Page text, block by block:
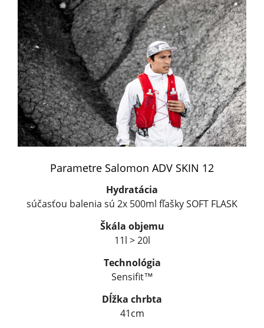
Parametre Salomon ADV SKIN 12
Hydratácia
súčasťou balenia sú 2x 500ml fľašky SOFT FLASK
Škála objemu
11l > 20l
Technológia
Sensifit™
Dĺžka chrbta
41cm